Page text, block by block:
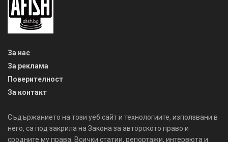
За нас
За реклама
Поверителност
За контакт
Съдържанието на този уеб сайт и технологиите, използвани в
него, са под закрила на Закона за авторското право и
сродните му права. Всички статии, репортажи, интервюта и